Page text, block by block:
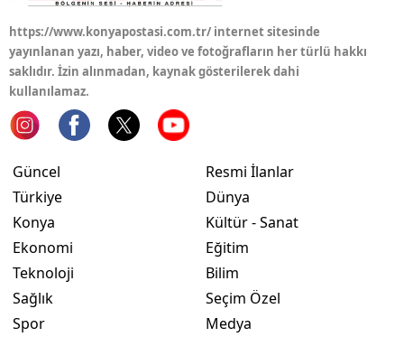
Düzce
https://www.konyapostasi.com.tr/ internet sitesinde
yayınlanan yazı, haber, video ve fotoğrafların her türlü hakkı
saklıdır. İzin alınmadan, kaynak gösterilerek dahi
kullanılamaz.
Güncel
Türkiye
Konya
Ekonomi
Teknoloji
Sağlık
Spor
Resmi İlanlar
Dünya
Kültür - Sanat
Eğitim
Bilim
Seçim Özel
Medya